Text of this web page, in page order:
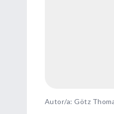
Autor/a: Götz